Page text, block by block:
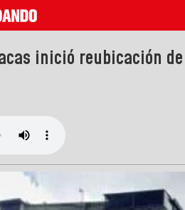
inició reubicación